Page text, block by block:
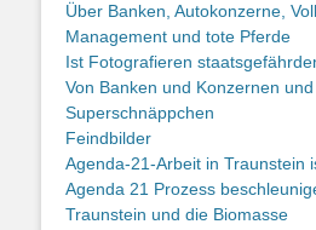
Über Banken, Autokonzerne,
Management und tote Pferde
Ist Fotografieren
Von Banken und Konzernen
Superschnäppchen
Feindbilder
Agenda-21-Arbeit in Traunstein
Agenda 21 Prozess
Traunstein und die Biomasse